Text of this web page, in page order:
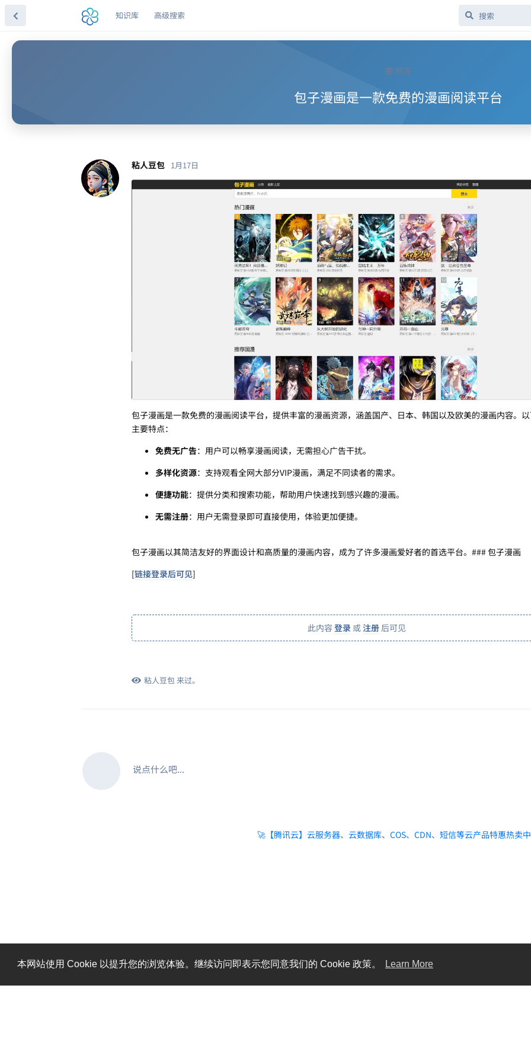
本网站使用 Cookie 以提升您的浏览体验。继续访问即表示您同意我们的 Cookie 政策。 Learn More
知识库 高级搜索
资源
包子漫画是一款免费的漫画阅读平台
粘人豆包 1月17日
包子漫画是一款免费的漫画阅读平台，提供丰富的漫画资源，涵盖国产、日本、韩国以及欧美的漫画内容。
主要特点：
免费无广告：用户可以畅享漫画阅读，无需担心广告干扰。
多样化资源：支持观看全网大部分VIP漫画，满足不同读者的需求。
便捷功能：提供分类和搜索功能，帮助用户快速找到感兴趣的漫画。
无需注册：用户无需登录即可直接使用，体验更加便捷。
包子漫画以其简洁友好的界面设计和高质量的漫画内容，成为了许多漫画爱好者的首选平台。### 包子漫画
[链接登录后可见]
此内容 登录 或注册 后可见
粘人豆包来过。
说点什么吧...
🚀【腾讯云】云服务器、云数据库、COS、CDN、短信等云产品特惠热卖中